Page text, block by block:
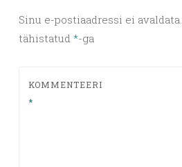
Sinu e-postiaadressi ei avaldata.
tähistatud *-ga
KOMMENTEERI
*